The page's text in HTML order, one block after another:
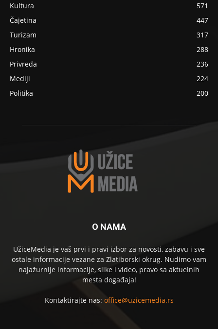
Kultura
571
Čajetina
447
Turizam
317
Hronika
288
Privreda
236
Mediji
224
Politika
200
O NAMA
UžiceMedia je vaš prvi i pravi izbor za novosti, zabavu i sve
ostale informacije vezane za Zlatiborski okrug. Nudimo vam
najažurnije informacije, slike i video, pravo sa aktuelnih
mesta događaja!
Kontaktirajte nas: office@uzicemedia.rs